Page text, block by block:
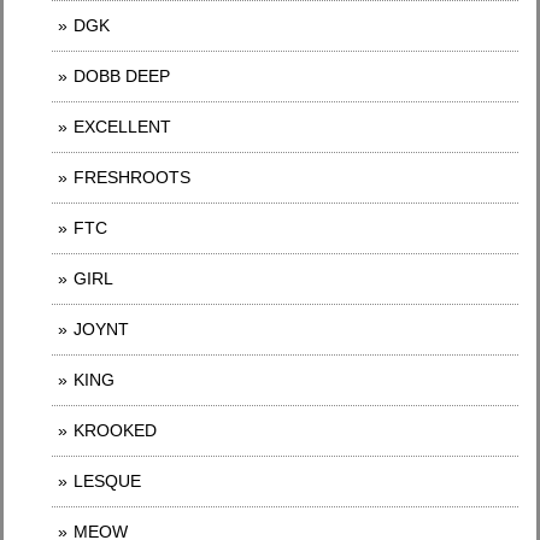
DGK
DOBB DEEP
EXCELLENT
FRESHROOTS
FTC
GIRL
JOYNT
KING
KROOKED
LESQUE
MEOW